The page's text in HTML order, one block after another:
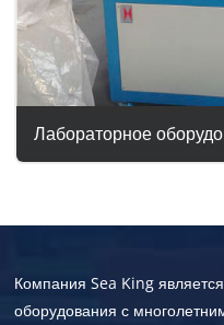
Лабораторное
Компания Sea King
оборудования с